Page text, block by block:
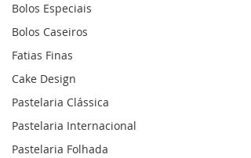
Bolos Especiais
Bolos Caseiros
Fatias Finas
Cake Design
Pastelaria Clássica
Pastelaria Internacional
Pastelaria Folhada